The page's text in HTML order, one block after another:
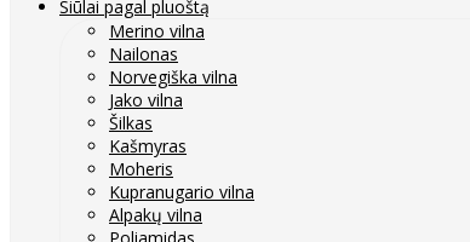
Siūlai pagal pluoštą
Merino vilna
Nailonas
Norvegiška vilna
Jako vilna
Šilkas
Kašmyras
Moheris
Kupranugario vilna
Alpakų vilna
Poliamidas